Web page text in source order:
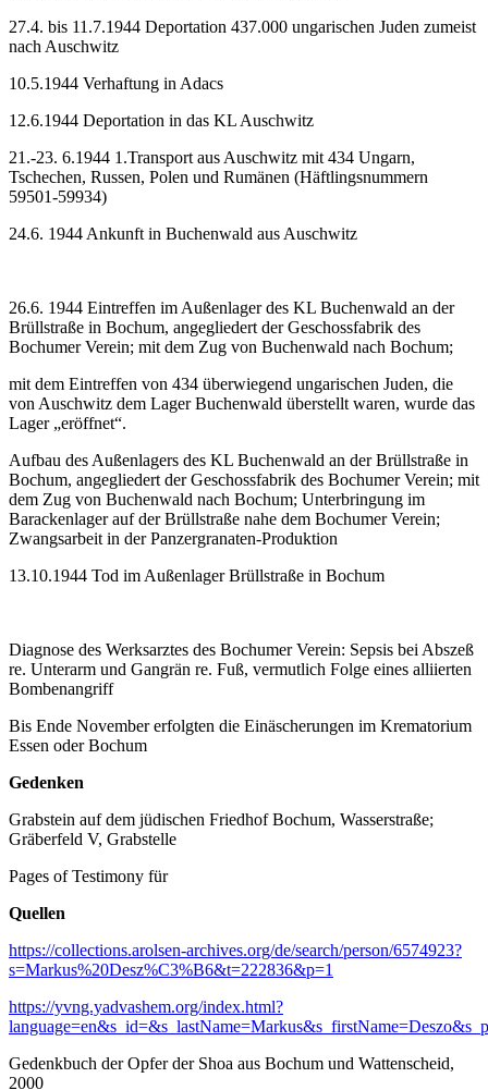
27.4. bis 11.7.1944 Deportation 437.000 ungarischen Juden zumeist
nach Auschwitz
10.5.1944 Verhaftung in Adacs
12.6.1944 Deportation in das KL Auschwitz
21.-23. 6.1944 1.Transport aus Auschwitz mit 434 Ungarn,
Tschechen, Russen, Polen und Rumänen (Häftlingsnummern
59501-59934)
24.6. 1944 Ankunft in Buchenwald aus Auschwitz
26.6. 1944 Eintreffen im Außenlager des KL Buchenwald an der
Brüllstraße in Bochum, angegliedert der Geschossfabrik des
Bochumer Verein; mit dem Zug von Buchenwald nach Bochum;
mit dem Eintreffen von 434 überwiegend ungarischen Juden, die
von Auschwitz dem Lager Buchenwald überstellt waren, wurde das
Lager „eröffnet“.
Aufbau des Außenlagers des KL Buchenwald an der Brüllstraße in
Bochum, angegliedert der Geschossfabrik des Bochumer Verein; mit
dem Zug von Buchenwald nach Bochum; Unterbringung im
Barackenlager auf der Brüllstraße nahe dem Bochumer Verein;
Zwangsarbeit in der Panzergranaten-Produktion
13.10.1944 Tod im Außenlager Brüllstraße in Bochum
Diagnose des Werksarztes des Bochumer Verein: Sepsis bei Abszeß
re. Unterarm und Gangrän re. Fuß, vermutlich Folge eines alliierten
Bombenangriff
Bis Ende November erfolgten die Einäscherungen im Krematorium
Essen oder Bochum
Gedenken
Grabstein auf dem jüdischen Friedhof Bochum, Wasserstraße;
Gräberfeld V, Grabstelle
Pages of Testimony für
Quellen
https://collections.arolsen-archives.org/de/search/person/6574923?
s=Markus%20Desz%C3%B6&t=222836&p=1
https://yvng.yadvashem.org/index.html?
Gedenkbuch der Opfer der Shoa aus Bochum und Wattenscheid,
2000